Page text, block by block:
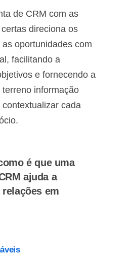
de CRM com as
direciona os
oportunidades com
facilitando a
e fornecendo a
informação
cada
é que uma
ajuda a
em